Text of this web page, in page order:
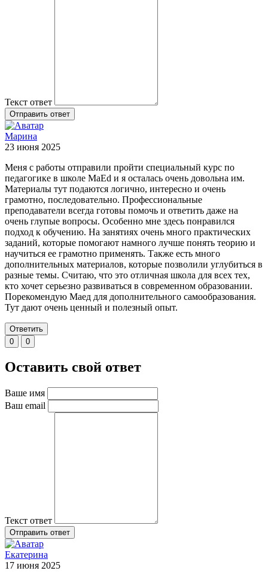
Текст ответ
Отправить ответ
Марина
23 июня 2025
Меня с работы отправили пройти специальный курс по
педагогике в школе MaEd и я осталась очень довольна им.
Материалы тут подаются логично, интересно и очень
грамотно, последовательно. Профессиональные
преподаватели всегда готовы помочь и ответить даже на
очень глупые вопросы. Особенно мне здесь понравился
подход к обучению. На занятиях очень много практических
заданий, которые помогают намного лучше понять теорию и
научиться ее грамотно применять. Также есть много
дополнительных материалов, которые позволили углубиться в
разные темы. Считаю, что это отличная школа для всех тех,
кто хочет серьезно развиваться в современном образовании.
Порекомендую Маед для дополнительного самообразования.
Тут дают очень ценный и полезный опыт.
Ответить
0
0
Оставить свой ответ
Ваше имя
Ваш email
Текст ответ
Отправить ответ
Екатерина
17 июня 2025